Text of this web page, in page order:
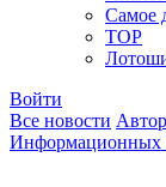
Самое
TOP
Войти
Все новости
Информационных